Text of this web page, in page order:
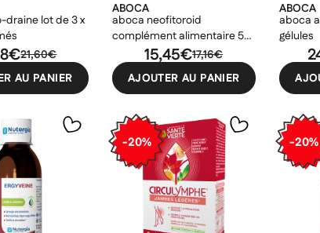
draine lot de 3 x
21,60€
AU PANIER
ABOCA
aboca neofitoroid
complément alimentaire 50
gélules de 500mg17,16€
15,45€
AJOUTER AU PANIER
ABOCA
aboca
gélules
-20% -20%